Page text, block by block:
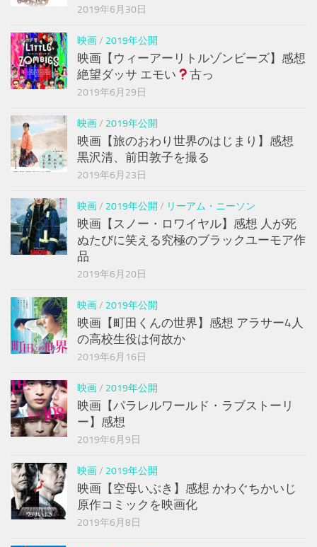
2019年6月30日
映画/ 2019年公開
映画【ウィーアーリトルゾンビーズ】感想
絶望ダッサ エモい
古っ
2019年6月29日
映画/ 2019年公開
映画【旅のおわり世界のはじまり】感想
黒沢清、前田敦子を撮る
2019年6月23日
映画/ 2019年公開 / リーアム・ニーソン
映画【スノー・ロワイヤル】感想 人が死
ぬたびに笑える究極のブラックユーモア作
品
2019年6月20日
映画/ 2019年公開
映画【町田くんの世界】感想 アラサー4人
の高校生役は何故か
2019年6月16日
映画/ 2019年公開
映画【パラレルワールド・ラブストーリ
ー】感想
2019年6月9日
映画/ 2019年公開
映画【空母いぶき】感想 かわぐちかいじ
原作コミックを映画化
2019年6月8日